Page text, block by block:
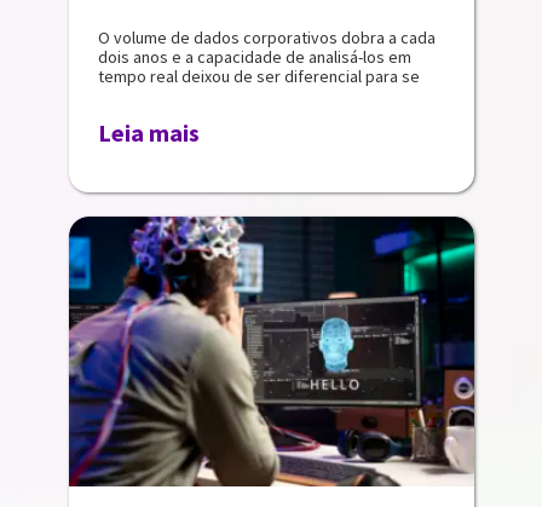
O volume de dados corporativos dobra a cada
dois anos e a capacidade de analisá-los em
tempo real deixou de ser diferencial para se
Leia mais